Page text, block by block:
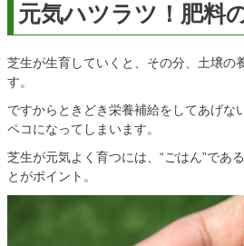
元気ハツラツ！肥料
芝生が生育していくと、その分、土壌の
す。
ですからときどき栄養補給をしてあげな
ペコになってしまいます。
芝生が元気よく育つには、“ごはん”であ
とがポイント。